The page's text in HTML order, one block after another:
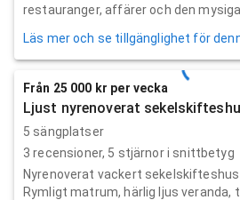
restauranger, affärer och den mysiga
Läs mer och se tillgänglighet för
Från 25 000 kr per vecka
Ljust nyrenoverat
5 sängplatser
3 recensioner, 5 stjärnor i snittbetyg
Nyrenoverat vackert
Rymligt matrum, härlig ljus